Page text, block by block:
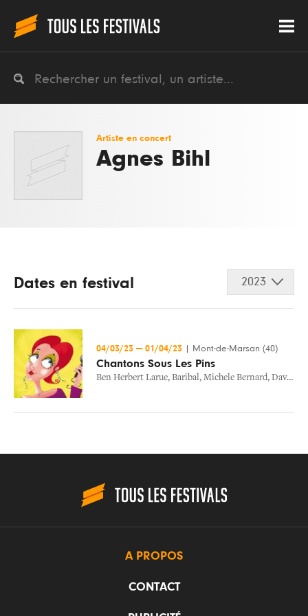
Artiste en concert
Agnes Bihl
Dates en festival 2023
04/03/23 — 01/04/23 Mont-de-Marsan (40)
Chantons Sous Les Pins
Ben Herbert Larue, Baribal, Michele Bernard, David Cairol
A PROPOS
CONTACT